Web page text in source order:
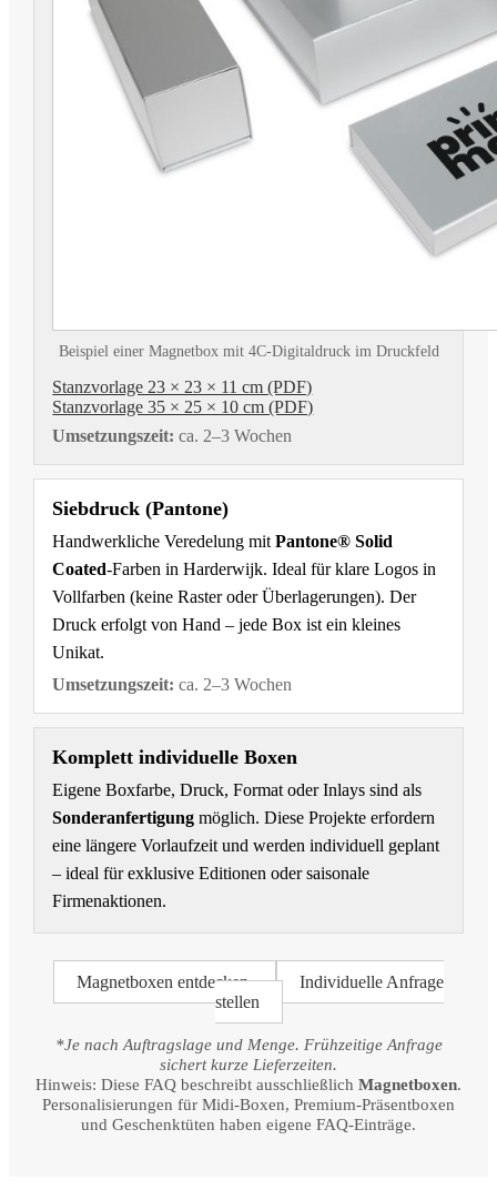
Beispiel einer Magnetbox mit 4C-Digitaldruck im Druckfeld
Stanzvorlage 23 × 23 × 11 cm (PDF)
Stanzvorlage 35 × 25 × 10 cm (PDF)
Umsetzungszeit: ca. 2–3 Wochen
Siebdruck (Pantone)
Handwerkliche Veredelung mitPantone® Solid
Coated-Farben in Harderwijk. Ideal für klare Logos in
Vollfarben (keine Raster oder Überlagerungen). Der
Druck erfolgt von Hand – jede Box ist ein kleines
Unikat.
Umsetzungszeit: ca. 2–3 Wochen
Komplett individuelle Boxen
Eigene Boxfarbe, Druck, Format oder Inlays sind als
Sonderanfertigung möglich. Diese Projekte erfordern
eine längere Vorlaufzeit und werden individuell geplant
– ideal für exklusive Editionen oder saisonale
Firmenaktionen.
Magnetboxen entdecken
Individuelle Anfrage
stellen
*Je nach Auftragslage und Menge. Frühzeitige Anfrage
sichert kurze Lieferzeiten.
Hinweis: Diese FAQ beschreibt ausschließlich Magnetboxen.
Personalisierungen für Midi-Boxen, Premium-Präsentboxen
und Geschenktüten haben eigene FAQ-Einträge.